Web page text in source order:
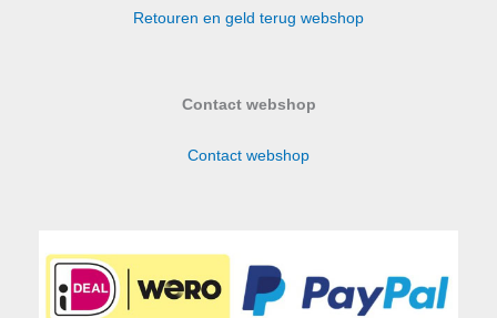
Retouren en geld terug webshop
Contact webshop
Contact webshop